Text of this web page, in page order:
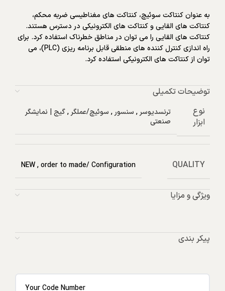
به عنوان کنتاکت سوئیچ، کنتاکت های مغناطیسی ضربه محکم،
کنتاکت های القایی و کنتاکت های الکترونیکی در دسترس هستند.
کنتاکت های القایی را می توان در مناطق خطرناک استفاده کرد. برای
راه اندازی کنترل کننده های منطقی قابل برنامه ریزی (PLC)، می
توان از کنتاکت های الکترونیکی استفاده کرد.
توضیحات تکمیلی
نوع
ابزار
ترنسدیوسر , سنسور , سوئیچ/عملگر ,گیج | نمایشگر
صنعتی
QUALITY
NEW,order to made/ Configuration
ویژگی و مزایا
پیکر بندی
Your Code Number